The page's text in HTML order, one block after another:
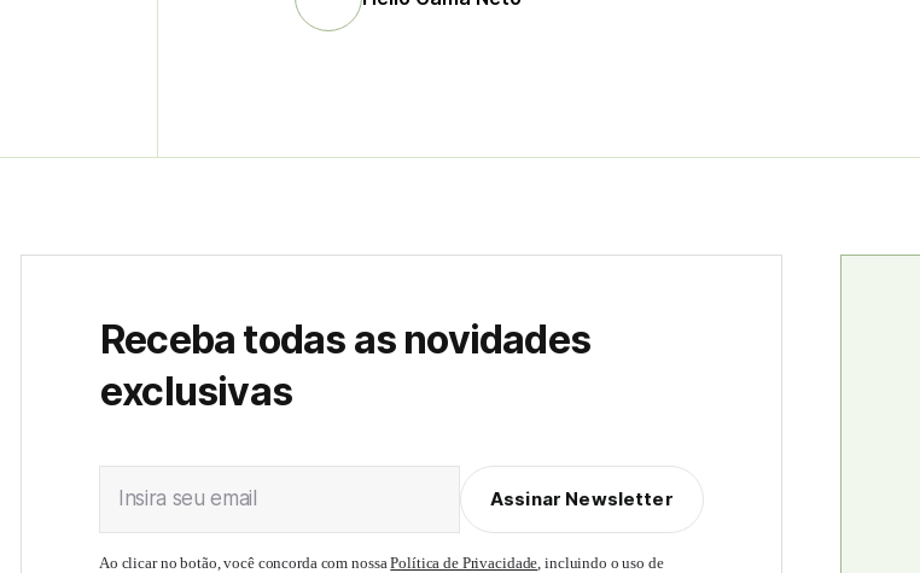
Receba todas as novidades
exclusivas
Insira seu email Assinar Newsletter
Ao clicar no botão, você concorda com nossaPolítica de Privacidade, incluindo o uso de